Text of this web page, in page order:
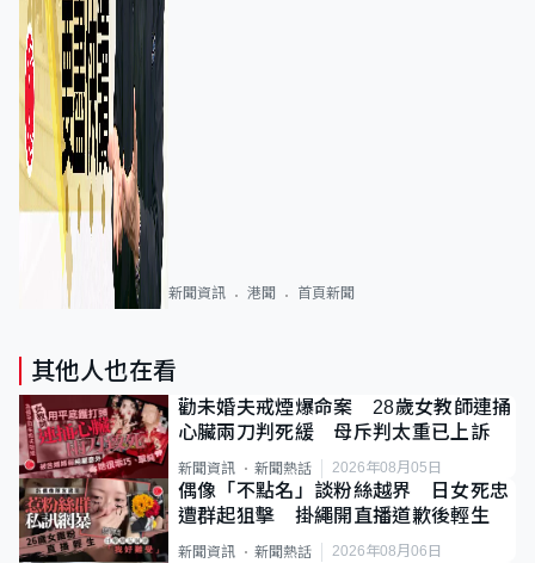
新聞資訊 港聞 首頁新聞
其他人也在看
勸未婚夫戒煙爆命案 28歲女教師連捅
心臟兩刀判死緩 母斥判太重已上訴
新聞資訊 新聞熱話 2026年08月05日
偶像「不點名」談粉絲越界 日女死忠
遭群起狙擊 掛繩開直播道歉後輕生
新聞資訊 新聞熱話 2026年08月06日